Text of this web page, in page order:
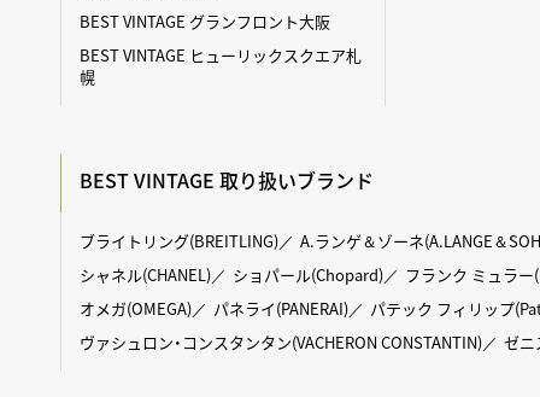
BEST VINTAGE グランフロント大阪
BEST VINTAGE ヒューリックスクエア札
幌
BEST VINTAGE 取り扱いブランド
ブライトリング(BREITLING)
A.ランゲ＆ゾーネ(A.LANGE＆
シャネル(CHANEL)
ショパール(Chopard)
フランク ミュラー
オメガ(OMEGA)
パネライ(PANERAI)
パテック フィリップ
ヴァシュロン・コンスタンタン(VACHERON CONSTANTIN)
ゼニ